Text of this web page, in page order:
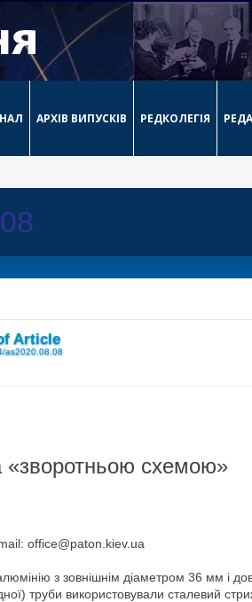
АРХІВ ВИПУСКІВ РЕДКОЛЕГІЯ
Article
as2020.08.08
«зворотньою схемою»
office@paton.kiev.ua
з зовнішнім діаметром 36 мм і
труби використовували сталевий